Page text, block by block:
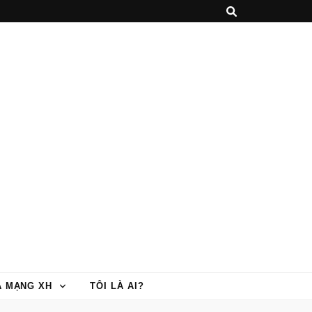
MẠNG XH TÔI LÀ AI?